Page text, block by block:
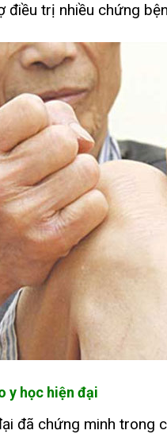
điều trị nhiều chứng
y học hiện đại
đã chứng minh trong